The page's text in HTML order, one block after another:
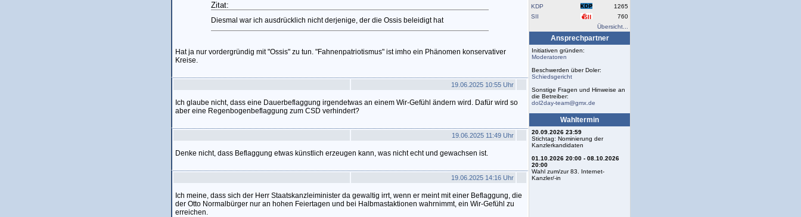
Zitat:
Diesmal war ich ausdrücklich nicht derjenige, der die Ossis beleidigt hat
Hat ja nur vordergründig mit "Ossis" zu tun. "Fahnenpatriotismus" ist imho ein Phänomen konservativer
Kreise.
19.06.2025 10:55 Uhr
Ich glaube nicht, dass eine Dauerbeflaggung irgendetwas an einem Wir-Gefühl ändern wird. Dafür wird so
aber eine Regenbogenbeflaggung zum CSD verhindert?
19.06.2025 11:49 Uhr
Denke nicht, dass Beflaggung etwas künstlich erzeugen kann, was nicht echt und gewachsen ist.
19.06.2025 14:16 Uhr
Ich meine, dass sich der Herr Staatskanzleiminister da gewaltig irrt, wenn er meint mit einer Beflaggung, die
der Otto Normalbürger nur an hohen Feiertagen und bei Halbmastaktionen wahrnimmt, ein Wir-Gefühl zu
erreichen.
KDP
1265
SII
760
Übersicht...
Ansprechpartner
Initiativen gründen:
Moderatoren
Beschwerden über Doler:
Schiedsgericht
Sonstige Fragen und Hinweise an
die Betreiber:
dol2day-team@gmx.de
Wahltermin
20.09.2026 23:59
Stichtag: Nominierung der
Kanzlerkandidaten
01.10.2026 20:00 - 08.10.2026
20:00
Wahl zum/zur 83. Internet-
Kanzler/-in